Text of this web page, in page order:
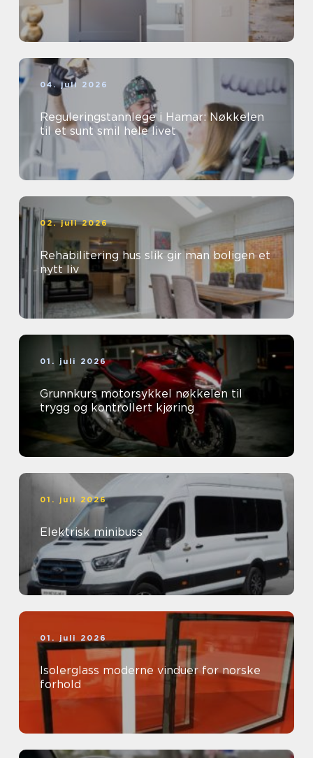
04. juli 2026
Reguleringstannlege i Hamar: Nøkkelen
til et sunt smil hele livet
02. juli 2026
Rehabilitering hus slik gir man boligen et
nytt liv
01. juli 2026
Grunnkurs motorsykkel nøkkelen til
trygg og kontrollert kjøring
01. juli 2026
Elektrisk minibuss
01. juli 2026
Isolerglass moderne vinduer for norske
forhold